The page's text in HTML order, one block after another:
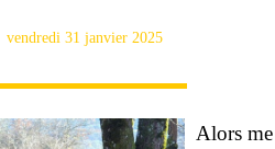
vendredi 31 janvier 2025
Alors